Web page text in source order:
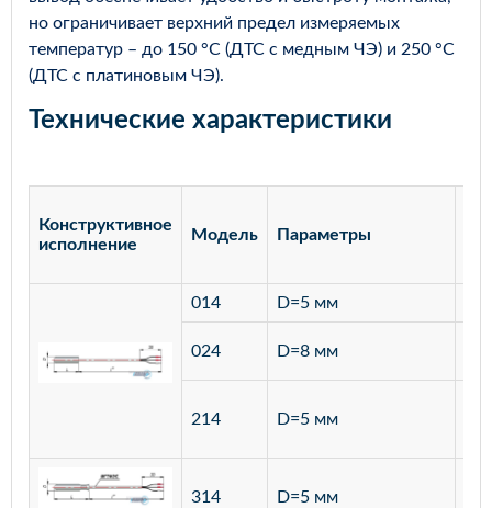
но ограничивает верхний предел измеряемых
температур – до 150 °С (ДТС с медным ЧЭ) и 250 °С
(ДТС с платиновым ЧЭ).
Технические характеристики
Конструктивное
исполнение
Модель Параметры
014 D=5 мм
024 D=8 мм
214 D=5 мм
314 D=5 мм